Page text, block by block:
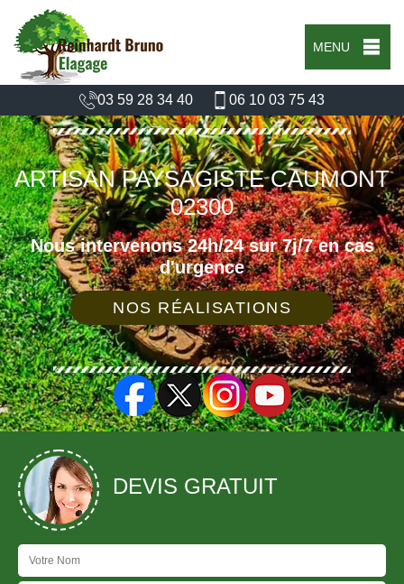
MENU
03 59 28 34 40 06 10 03 75 43
ARTISAN PAYSAGISTE CAUMONT
02300
Nous intervenons 24h/24 sur 7j/7 en cas
d'urgence
NOS RÉALISATIONS
DEVIS GRATUIT